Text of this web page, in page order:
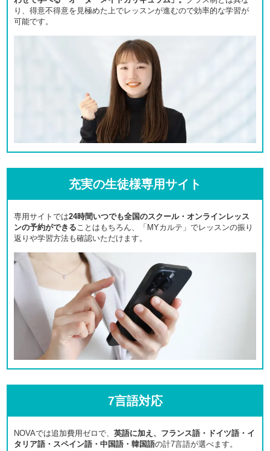
り、得意不得意を見極めた上でレッスンが進むので効率的な学習が
可能です。
充実の生徒様専用サイト
専用サイトでは24時間いつでも全国のスクール・オンラインレッス
ンの予約ができることはもちろん、「MYカルテ」でレッスンの振り
返りや学習方法も確認いただけます。
7言語対応
NOVAでは追加費用ゼロで、 英語に加え、フランス語・ドイツ語・イ
タリア語・スペイン語・中国語・韓国語の計7言語が選べます。